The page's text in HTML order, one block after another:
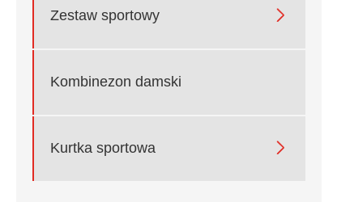
Zestaw sportowy 
Kombinezon damski
Kurtka sportowa 